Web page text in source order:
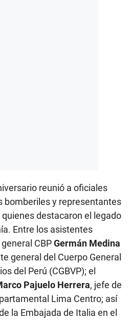
reunió a oficiales
bomberiles y representantes
destacaron el legado
Entre los asistentes
CBPGermán Medina
general del Cuerpo General
del Perú (CGBVP); el
Pajuelo Herrera, jefe de
Lima Centro; así
la Embajada de Italia en el